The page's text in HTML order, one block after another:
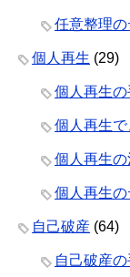
任意整理の
個人再生 (29)
個人再生の
個人再生で
個人再生の
個人再生の
自己破産 (64)
自己破産の